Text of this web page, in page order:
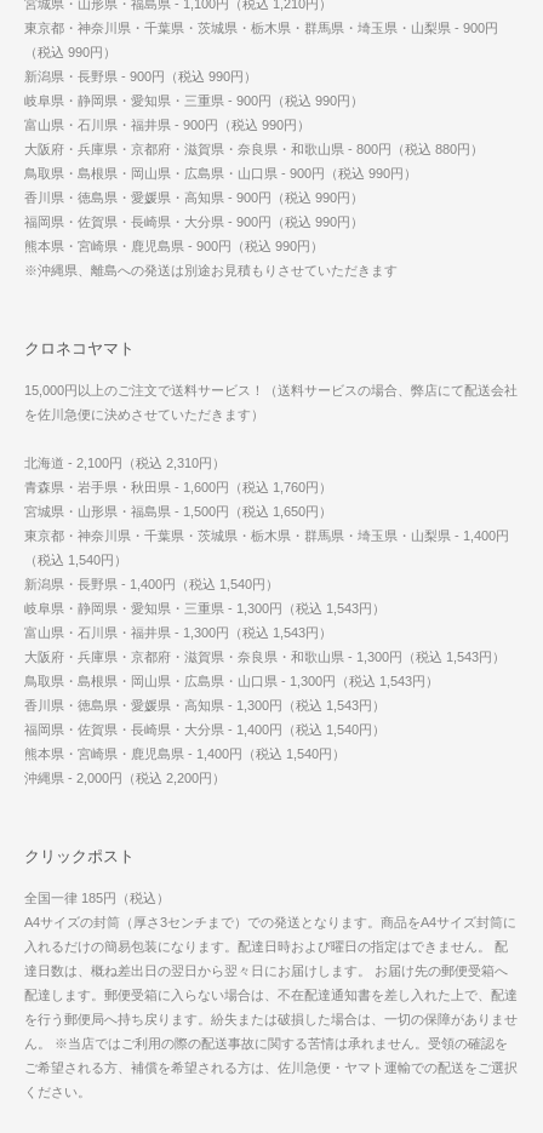
宮城県・山形県・福島県 - 1,100円（税込 1,210円）
東京都・神奈川県・千葉県・茨城県・栃木県・群馬県・埼玉県・山梨県 - 900円
（税込 990円）
新潟県・長野県 - 900円（税込 990円）
岐阜県・静岡県・愛知県・三重県 - 900円（税込 990円）
富山県・石川県・福井県 - 900円（税込 990円）
大阪府・兵庫県・京都府・滋賀県・奈良県・和歌山県 - 800円（税込 880円）
鳥取県・島根県・岡山県・広島県・山口県 - 900円（税込 990円）
香川県・徳島県・愛媛県・高知県 - 900円（税込 990円）
福岡県・佐賀県・長崎県・大分県 - 900円（税込 990円）
熊本県・宮崎県・鹿児島県 - 900円（税込 990円）
※沖縄県、離島への発送は別途お見積もりさせていただきます
クロネコヤマト
15,000円以上のご注文で送料サービス！（送料サービスの場合、弊店にて配送会社
を佐川急便に決めさせていただきます）
北海道 - 2,100円（税込 2,310円）
青森県・岩手県・秋田県 - 1,600円（税込 1,760円）
宮城県・山形県・福島県 - 1,500円（税込 1,650円）
東京都・神奈川県・千葉県・茨城県・栃木県・群馬県・埼玉県・山梨県 - 1,400円
（税込 1,540円）
新潟県・長野県 - 1,400円（税込 1,540円）
岐阜県・静岡県・愛知県・三重県 - 1,300円（税込 1,543円）
富山県・石川県・福井県 - 1,300円（税込 1,543円）
大阪府・兵庫県・京都府・滋賀県・奈良県・和歌山県 - 1,300円（税込 1,543円）
鳥取県・島根県・岡山県・広島県・山口県 - 1,300円（税込 1,543円）
香川県・徳島県・愛媛県・高知県 - 1,300円（税込 1,543円）
福岡県・佐賀県・長崎県・大分県 - 1,400円（税込 1,540円）
熊本県・宮崎県・鹿児島県 - 1,400円（税込 1,540円）
沖縄県 - 2,000円（税込 2,200円）
クリックポスト
全国一律 185円（税込）
A4サイズの封筒（厚さ3センチまで）での発送となります。商品をA4サイズ封筒に
入れるだけの簡易包装になります。配達日時および曜日の指定はできません。 配
達日数は、概ね差出日の翌日から翌々日にお届けします。 お届け先の郵便受箱へ
配達します。郵便受箱に入らない場合は、不在配達通知書を差し入れた上で、配達
を行う郵便局へ持ち戻ります。紛失または破損した場合は、一切の保障がありませ
ん。 ※当店ではご利用の際の配送事故に関する苦情は承れません。受領の確認を
ご希望される方、補償を希望される方は、佐川急便・ヤマト運輸での配送をご選択
ください。